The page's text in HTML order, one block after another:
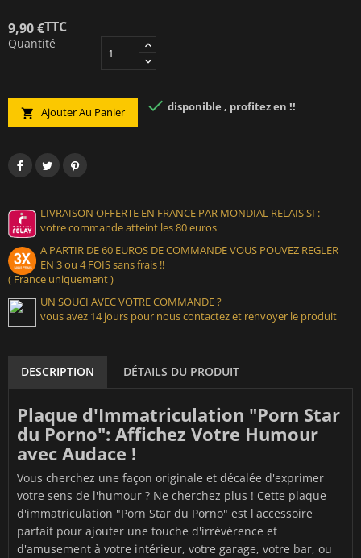
9,90 €TTC
Quantité
 Ajouter Au Panier  disponible , profitez en !!
LIVRAISON OFFERTE EN FRANCE PAR MONDIAL RELAIS SI :
votre commande atteint les 80 euros
A PARTIR DE 60 EUROS DE COMMANDE VOUS POUVEZ REGLER
EN 3 ou 4 FOIS sans frais !!
( France uniquement )
UN SOUCI AVEC VOTRE COMMANDE ?
vous avez 14 jours pour nous contactez et renvoyer le produit
DESCRIPTION DÉTAILS DU PRODUIT
Plaque d'Immatriculation "Porn Star
du Porno": Affichez Votre Humour
avec Audace !
Vous cherchez une façon originale et décalée d'exprimer
votre sens de l'humour ? Ne cherchez plus ! Cette plaque
d'immatriculation "Porn Star du Porno" est l'accessoire
parfait pour ajouter une touche d'irrévérence et
d'amusement à votre intérieur, votre garage, votre bar, ou